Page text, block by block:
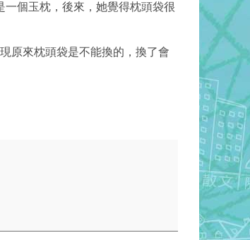
個玉枕，後來，她覺得枕頭袋很
原來枕頭袋是不能換的，換了會